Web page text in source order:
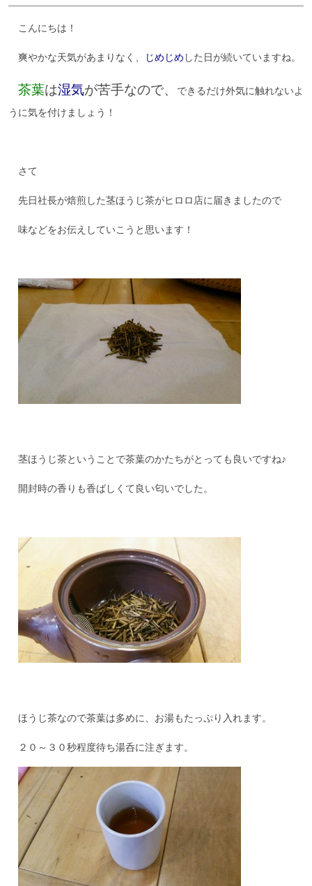
こんにちは！
爽やかな天気があまりなく、 じめじめ した日が続いていますね。
茶葉は湿気が苦手なので、
できるだけ外気に触れないよ
うに気を付けましょう！
さて
先日社長が焙煎した茎ほうじ茶がヒロロ店に届きましたので
味などをお伝えしていこうと思います！
茎ほうじ茶ということで茶葉のかたちがとっても良いですね♪
開封時の香りも香ばしくて良い匂いでした。
ほうじ茶なので茶葉は多めに、お湯もたっぷり入れます。
２０～３０秒程度待ち湯呑に注ぎます。